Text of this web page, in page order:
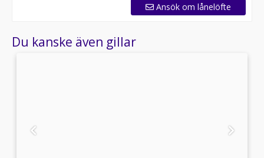
Ansök om lånelöfte
Du kanske även gillar